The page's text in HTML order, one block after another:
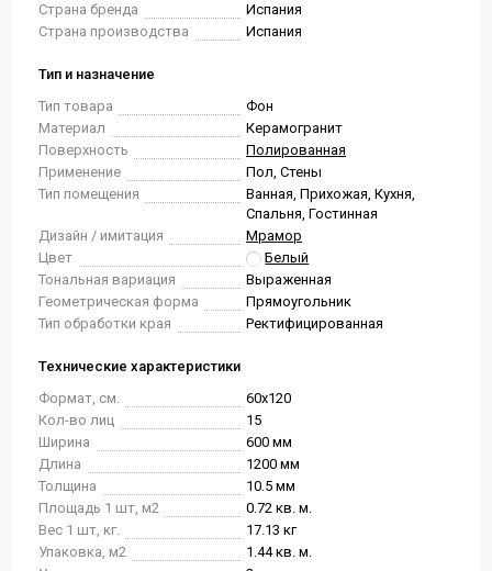
Страна бренда
Испания
Страна производства
Испания
Тип и назначение
Тип товара
Фон
Материал
Керамогранит
Поверхность
Полированная
Применение
Пол, Стены
Тип помещения
Ванная, Прихожая, Кухня,
Спальня, Гостинная
Дизайн / имитация
Мрамор
Цвет
Белый
Тональная вариация
Выраженная
Геометрическая форма
Прямоугольник
Тип обработки края
Ректифицированная
Технические характеристики
Формат, см.
60x120
Кол-во лиц
15
Ширина
600 мм
Длина
1200 мм
Толщина
10.5 мм
Площадь 1 шт, м2
0.72 кв. м.
Вес 1 шт, кг.
17.13 кг
Упаковка, м2
1.44 кв. м.